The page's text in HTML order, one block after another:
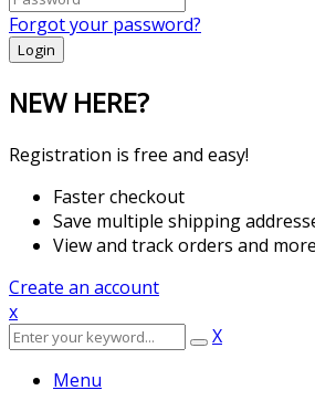
Forgot your password?
NEW HERE?
Registration is free and easy!
Faster checkout
Save multiple shipping
View and track orders and more
Create an account
x
X
Menu